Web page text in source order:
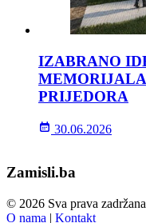
IZABRANO
PRIJEDORA
30.06.2026
Zamisli.ba
© 2026 Sva prava zadržana
O nama | Kontakt